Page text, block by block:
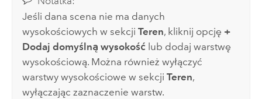
Jeśli dana scena nie ma danych
wysokościowych w sekcjiTeren, kliknij opcję +
Dodaj domyślną wysokość lub dodaj warstwę
wysokościową. Można również wyłączyć
warstwy wysokościowe w sekcjiTeren,
wyłączając zaznaczenie warstw.